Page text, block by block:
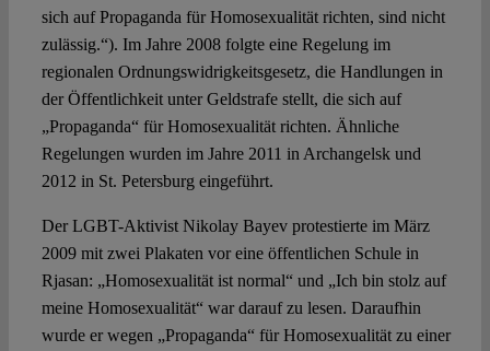
sich auf Propaganda für Homosexualität richten, sind nicht
zulässig.“). Im Jahre 2008 folgte eine Regelung im
regionalen Ordnungswidrigkeitsgesetz, die Handlungen in
der Öffentlichkeit unter Geldstrafe stellt, die sich auf
„Propaganda“ für Homosexualität richten. Ähnliche
Regelungen wurden im Jahre 2011 in Archangelsk und
2012 in St. Petersburg eingeführt.
Der LGBT-Aktivist Nikolay Bayev protestierte im März
2009 mit zwei Plakaten vor eine öffentlichen Schule in
Rjasan: „Homosexualität ist normal“ und „Ich bin stolz auf
meine Homosexualität“ war darauf zu lesen. Daraufhin
wurde er wegen „Propaganda“ für Homosexualität zu einer